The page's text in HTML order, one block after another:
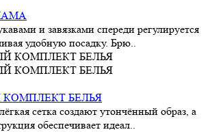
и завязками спереди регулируется
удобную посадку. Брю..
КОМПЛЕКТ БЕЛЬЯ
сетка создают утончённый образ, а
обеспечивает идеал..